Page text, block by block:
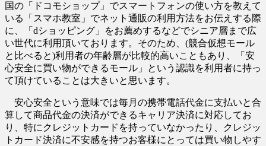
国の「ドコモショップ」でスマートフォンの使い方を教えて
いる「スマホ教室」でネット通販の利用方法をお伝えする際
に、「dショッピング」をお薦めするなどでシニア層まで広
い世代に利用頂いております。そのため、(競合仮想モール
と比べると)利用者の年齢層が比較的高いこともあり、「安
心安全に買い物ができるモール」という認識を利用者に持っ
て頂けていることは大きいと思います。
安心安全という意味では毎月の携帯電話代金に支払いと合
算して商品代金の決済ができるキャリア決済に対応してお
り、特にクレジットカードを持っていなかったり、クレジッ
トカード決済に不安感を持つお客様にとっては買い物しやす